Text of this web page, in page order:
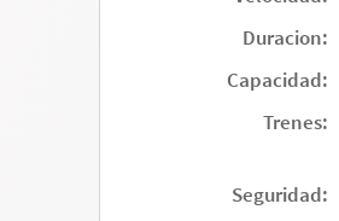
Duracion:
Capacidad:
Trenes:
Seguridad: